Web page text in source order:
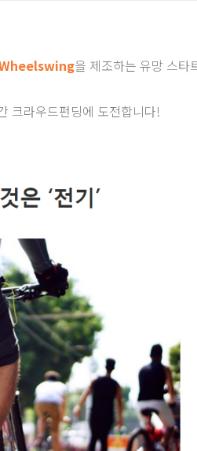
을 제조하는 유망 스타
크라우드펀딩에 도전합니다!